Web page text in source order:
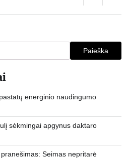
Paieška
energinio naudingumo
sėkmingai apgynus daktaro
Seimas nepritarė